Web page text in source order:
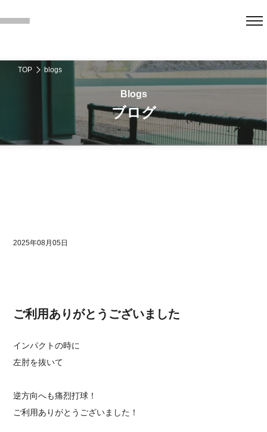
TOP blogs
ブログ
2025年08月05日
ご利用ありがとうございました
インパクトの時に
左肘を抜いて
逆方向へも痛烈打球！
ご利用ありがとうございました！